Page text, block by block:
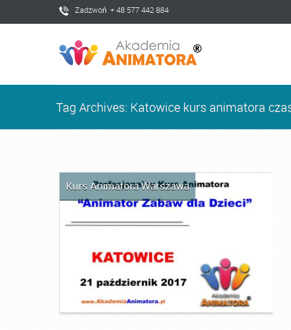
Zadzwoń + 48 577 442 884
Tag Archives: Katowice kurs animatora
Kurs Animatora Warszawa